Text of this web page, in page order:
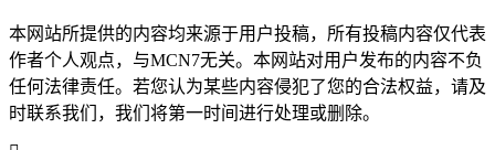
快手投流
社交媒体红人
红人成长历程
明星背后的故事
最新电影
本网站所提供的内容均来源于用户投稿，所有投稿内容仅代表
作者个人观点，与MCN7无关。本网站对用户发布的内容不负
任何法律责任。若您认为某些内容侵犯了您的合法权益，请及
时联系我们，我们将第一时间进行处理或删除。